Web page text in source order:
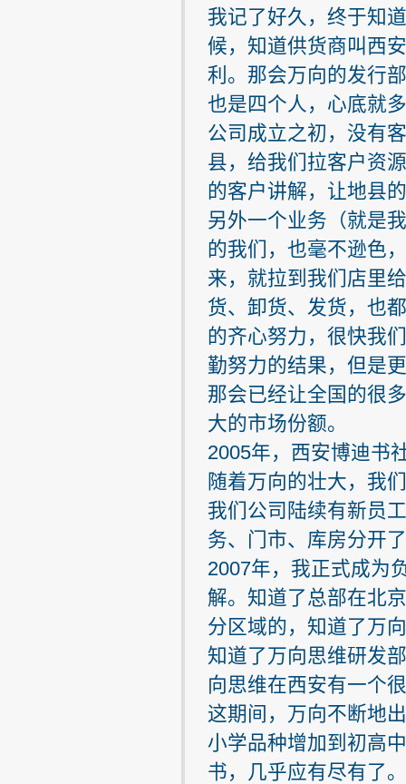
我记了好久，终于知
候，知道供货商叫西
利。那会万向的发行
也是四个人，心底就
公司成立之初，没有
县，给我们拉客户资
的客户讲解，让地县
另外一个业务（就是
的我们，也毫不逊色
来，就拉到我们店里
货、卸货、发货，也
的齐心努力，很快我
勤努力的结果，但是
那会已经让全国的很
大的市场份额。
2005年，西安博迪书
随着万向的壮大，我
我们公司陆续有新员
务、门市、库房分开
2007年，我正式成为
解。知道了总部在北
分区域的，知道了万
知道了万向思维研发
向思维在西安有一个
这期间，万向不断地
小学品种增加到初高
书，几乎应有尽有了